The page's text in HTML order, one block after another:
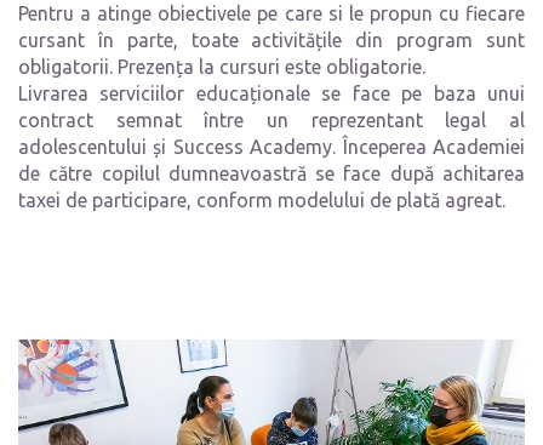
Pentru a atinge obiectivele pe care si le propun cu fiecare
cursant în parte, toate activitățile din program sunt
obligatorii. Prezența la cursuri este obligatorie.
Livrarea serviciilor educaționale se face pe baza unui
contract semnat între un reprezentant legal al
adolescentului și Success Academy. Începerea Academiei
de către copilul dumneavoastră se face după achitarea
taxei de participare, conform modelului de plată agreat.